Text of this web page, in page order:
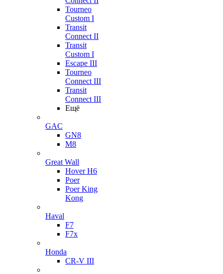
Tourneo
Custom I
Transit
Connect II
Transit
Custom I
Escape III
Tourneo
Connect III
Transit
Connect III
Ещё
GAC
GN8
M8
Great Wall
Hover H6
Poer
Poer King
Kong
Haval
F7
F7x
Honda
CR-V III